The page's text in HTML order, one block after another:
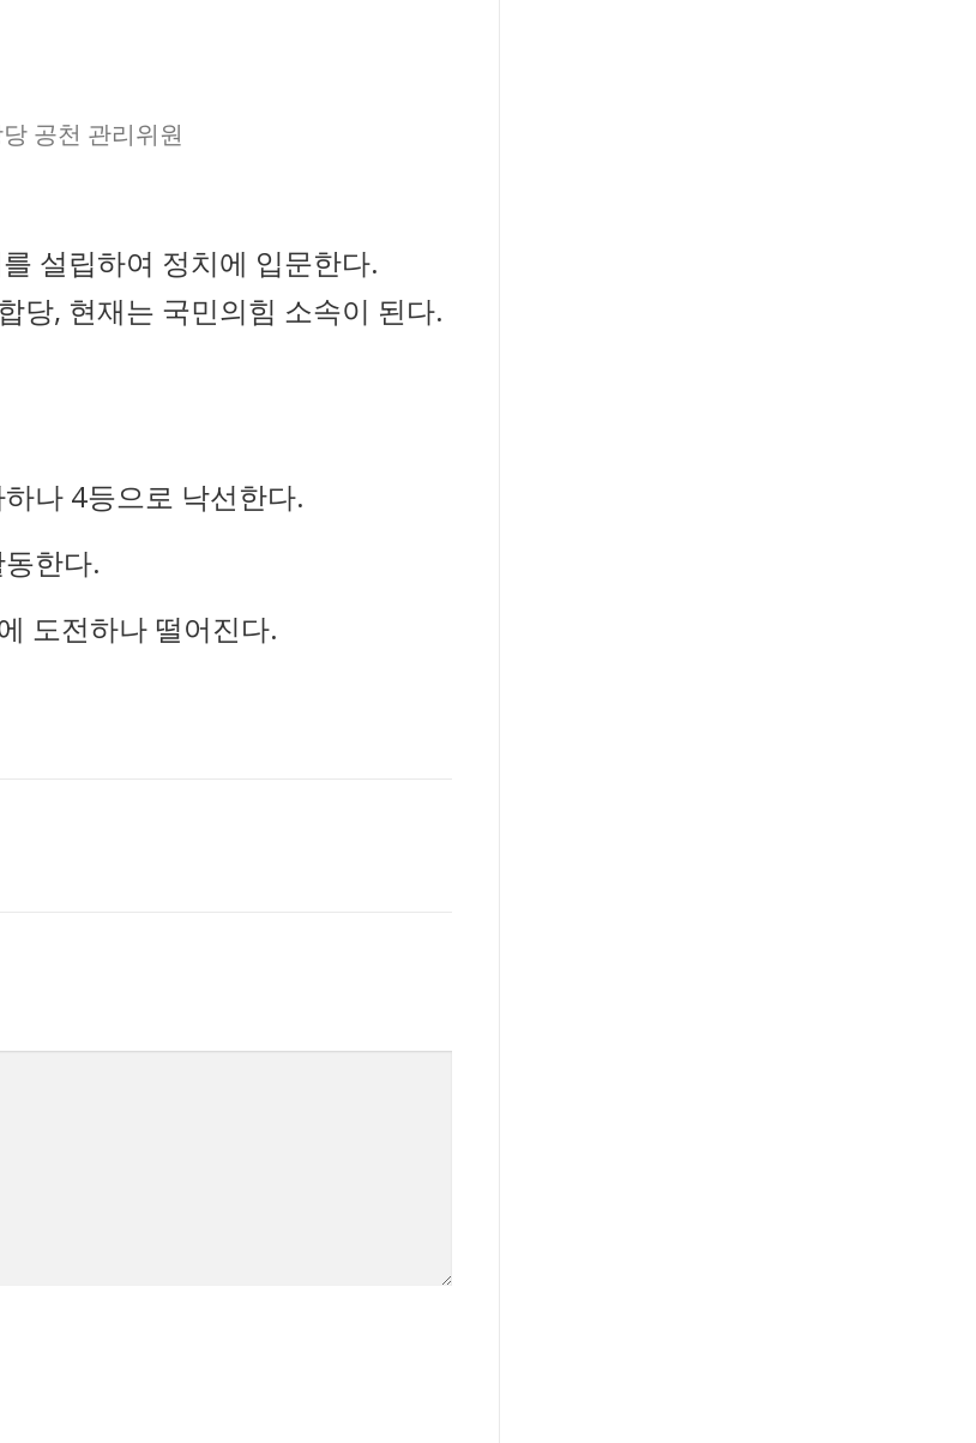
공천 관리위원
설립하여 정치에 입문한다.
당, 현재는 국민의힘 소속이 된다.
나 4등으로 낙선한다.
한다.
도전하나 떨어진다.